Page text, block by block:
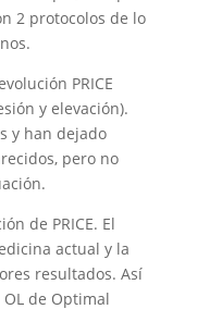
2 protocolos de lo
PRICE
y elevación).
y han dejado
pero no
de PRICE. El
actual y la
resultados. Así
de Optimal